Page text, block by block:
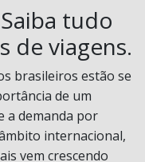
tudo
de viagens.
brasileiros estão se
de um
a demanda por
internacional,
vem crescendo